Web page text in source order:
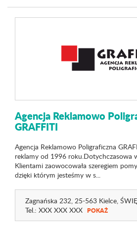
Agencja Reklamowo
GRAFFITI
Agencja Reklamowo Poligraficzna
reklamy od 1996 roku.Dotychczasowa
Klientami zaowocowała szeregiem
dzięki którym jesteśmy w s...
Zagnańska 232, 25-563 Kielce,
Tel.: XXX XXX XXX POKAŻ